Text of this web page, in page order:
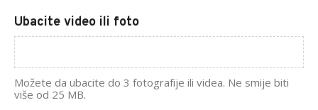
Ubacite video ili foto
Možete da ubacite do 3 fotografije ili videa. Ne smije biti
više od 25 MB.